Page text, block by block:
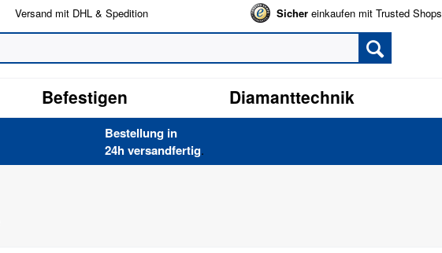
Versand mit DHL & Spedition Sicher einkaufen mit Trusted Shops
Befestigen Diamanttechnik
Bestellung in
24h versand­fertig.